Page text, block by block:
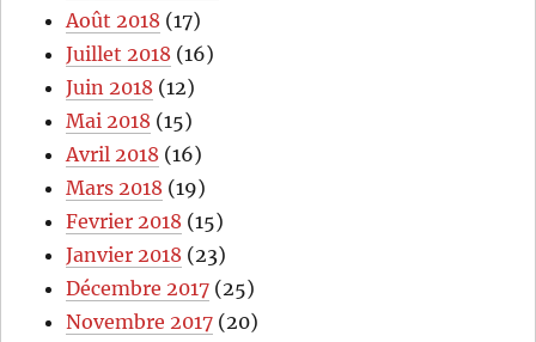
Août 2018 (17)
Juillet 2018 (16)
Juin 2018 (12)
Mai 2018 (15)
Avril 2018 (16)
Mars 2018 (19)
Fevrier 2018 (15)
Janvier 2018 (23)
Décembre 2017 (25)
Novembre 2017 (20)